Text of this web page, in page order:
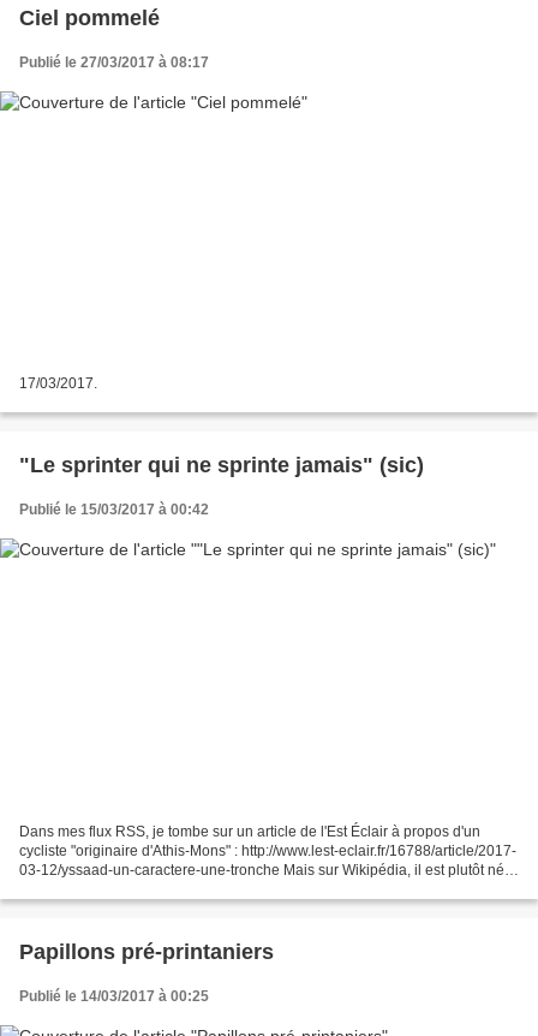
Ciel pommelé
Publié le 27/03/2017 à 08:17
17/03/2017.
"Le sprinter qui ne sprinte jamais" (sic)
Publié le 15/03/2017 à 00:42
Dans mes flux RSS, je tombe sur un article de l'Est Éclair à propos d'un
cycliste "originaire d'Athis-Mons" : http://www.lest-eclair.fr/16788/article/2017-
03-12/yssaad-un-caractere-une-tronche Mais sur Wikipédia, il est plutôt né à
Papillons pré-printaniers
Publié le 14/03/2017 à 00:25